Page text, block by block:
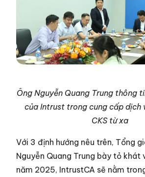
Ông Nguyễn Quang Trung thông
của Intrust trong cung cấp dịch
CKS từ xa
Với 3 định hướng nêu trên, Tổng
Nguyễn Quang Trung bày tỏ khát
năm 2025, IntrustCA sẽ nằm